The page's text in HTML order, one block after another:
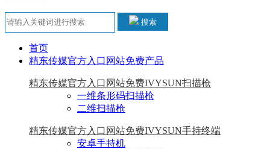
搜索
首页
精东传媒官方入口网站免费产品
精东传媒官方入口网站免费IVYSUN扫描枪
一维条形码扫描枪
二维扫描枪
精东传媒官方入口网站免费IVYSUN手持终端
安卓手持机